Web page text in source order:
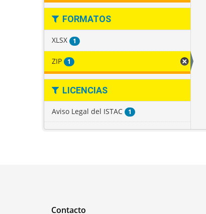
FORMATOS
XLSX 1
ZIP 1
LICENCIAS
Aviso Legal del ISTAC 1
Contacto